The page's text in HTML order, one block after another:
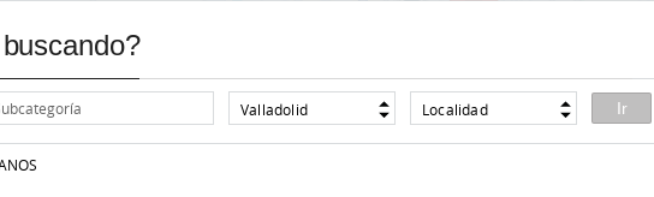
Valladolid Localidad